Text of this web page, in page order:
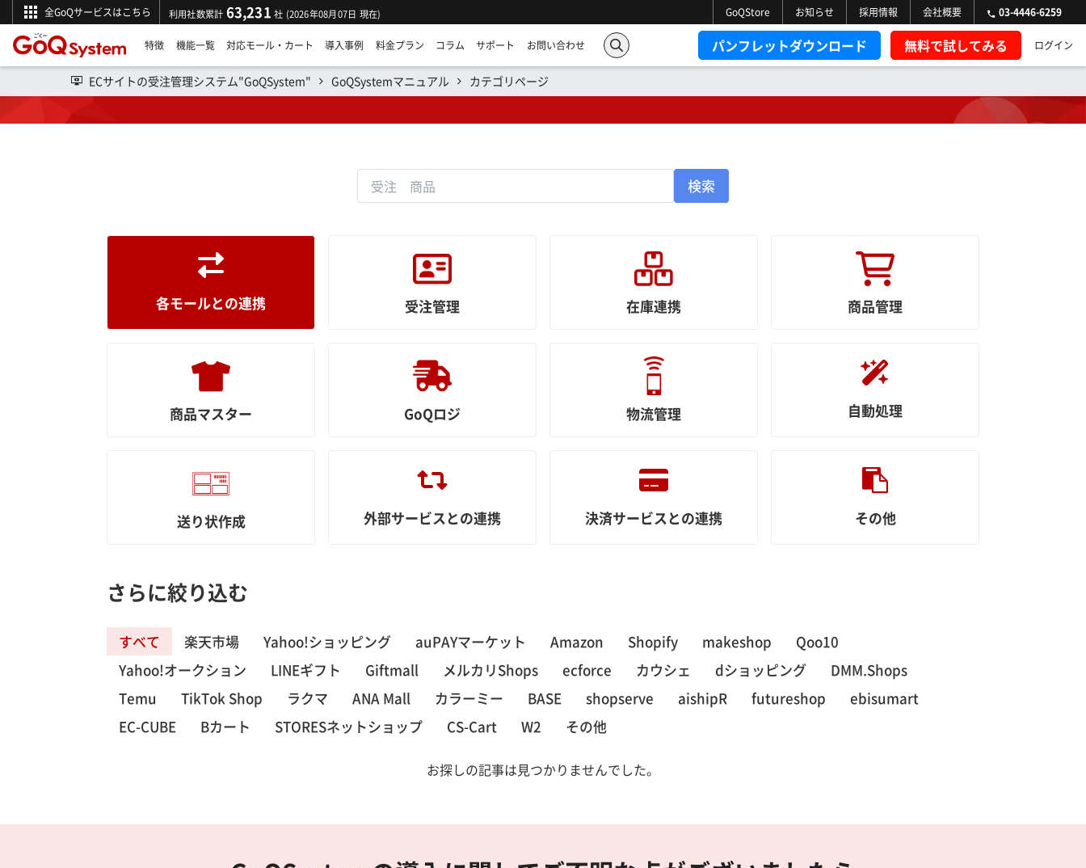
全GoQサービスはこちら 利用社数累計 63,231 社 (2026年08月07日 現在) GoQStore お知らせ 採用情報 会社概要 03-4446-6259
特徴 機能一覧 対応モール・カート 導入事例 料金プラン コラム サポート お問い合わせ パンフレットダウンロード 無料で試してみる ログイン
ECサイトの受注管理システム"GoQSystem" GoQSystemマニュアル カテゴリページ
検索
各モールとの連携 受注管理 在庫連携 商品管理
商品マスター GoQロジ 物流管理 自動処理
送り状作成 外部サービスとの連携 決済サービスとの連携 その他
さらに絞り込む
すべて 楽天市場 Yahoo!ショッピング auPAYマーケット Amazon Shopify makeshop
Qoo10
Yahoo!オークション
LINEギフト Giftmall メルカリShops ecforce カウシェ dショッピング
DMM.Shops
Temu
TikTok Shop ラクマ ANA Mall カラーミー BASE shopserve aishipR futureshop
ebisumart
EC-CUBE
Bカート STORESネットショップ CS-Cart W2 その他
お探しの記事は見つかりませんでした。